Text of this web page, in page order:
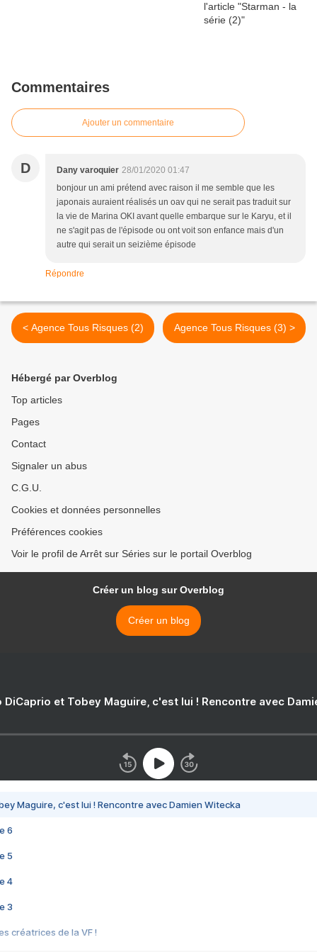
Commentaires
Ajouter un commentaire
D Dany varoquier 28/01/2020 01:47
bonjour un ami prétend avec raison il me semble que les
japonais auraient réalisés un oav qui ne serait pas traduit sur
la vie de Marina OKI avant quelle embarque sur le Karyu, et il
ne s'agit pas de l'épisode ou ont voit son enfance mais d'un
autre qui serait un seizième épisode
Répondre
< Agence Tous Risques (2) Agence Tous Risques (3) >
Hébergé par Overblog
Top articles
Pages
Contact
Signaler un abus
C.G.U.
Cookies et données personnelles
Préférences cookies
Voir le profil de Arrêt sur Séries sur le portail Overblog
Créer un blog sur Overblog
Créer un blog
DiCaprio et Tobey Maguire, c'est lui ! Rencontre avec
Maguire, c'est lui ! Rencontre avec Damien Witecka
6
5
4
3
créatrices de la VF !